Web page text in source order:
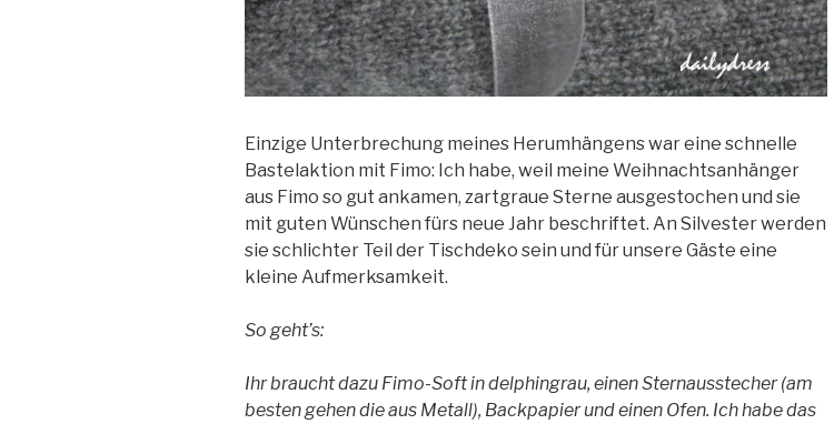
Einzige Unterbrechung meines Herumhängens war eine schnelle
Bastelaktion mit Fimo: Ich habe, weil meine Weihnachtsanhänger
aus Fimo so gut ankamen, zartgraue Sterne ausgestochen und sie
mit guten Wünschen fürs neue Jahr beschriftet. An Silvester werden
sie schlichter Teil der Tischdeko sein und für unsere Gäste eine
kleine Aufmerksamkeit.
So geht’s:
Ihr braucht dazu Fimo-Soft in delphingrau, einen Sternausstecher (am
besten gehen die aus Metall), Backpapier und einen Ofen. Ich habe das